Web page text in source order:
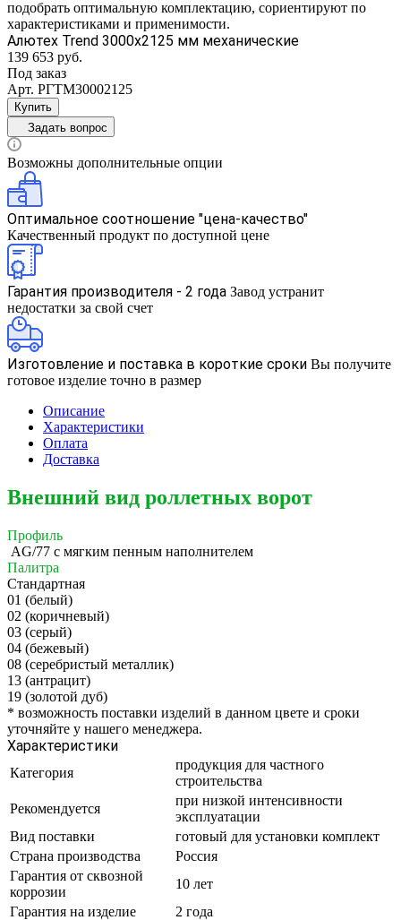
подобрать оптимальную комплектацию, сориентируют по
характеристиками и применимости.
Алютех Trend 3000x2125 мм механические
139 653 руб.
Под заказ
Арт. РГТМ30002125
Купить
Задать вопрос
Возможны дополнительные опции
Оптимальное соотношение "цена-качество"
Качественный продукт по доступной цене
Гарантия производителя - 2 года Завод устранит
недостатки за свой счет
Изготовление и поставка в короткие сроки Вы получите
готовое изделие точно в размер
Описание
Характеристики
Оплата
Доставка
Внешний вид роллетных ворот
Профиль
AG/77 c мягким пенным наполнителем
Палитра
Стандартная
01 (белый)
02 (коричневый)
03 (серый)
04 (бежевый)
08 (серебристый металлик)
13 (антрацит)
19 (золотой дуб)
* возможность поставки изделий в данном цвете и сроки
уточняйте у нашего менеджера.
Характеристики
Категория
продукция для частного
строительства
Рекомендуется
при низкой интенсивности
эксплуатации
Вид поставки
готовый для установки комплект
Страна производства
Россия
Гарантия от сквозной
коррозии
10 лет
Гарантия на изделие
2 года